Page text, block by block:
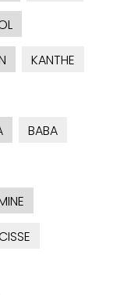
KANTHE
BABA